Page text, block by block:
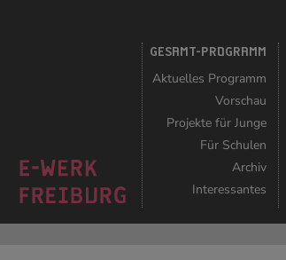
GESAMT-PROGRAMM
Aktuelles Programm
Vorschau
Projekte für Junge
Für Schulen
Archiv
Interessantes